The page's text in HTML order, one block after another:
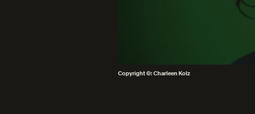
Copyright ©: Charleen Kolz